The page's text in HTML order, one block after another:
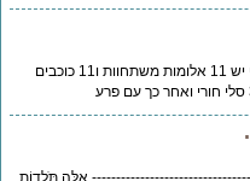
כול עניין החלומות הולך אחרי עניין נרות חנוכה כי יש 11 אלומות משתחוות ו11 כוכבים
אֵלֶּה תֹּלְדוֹת